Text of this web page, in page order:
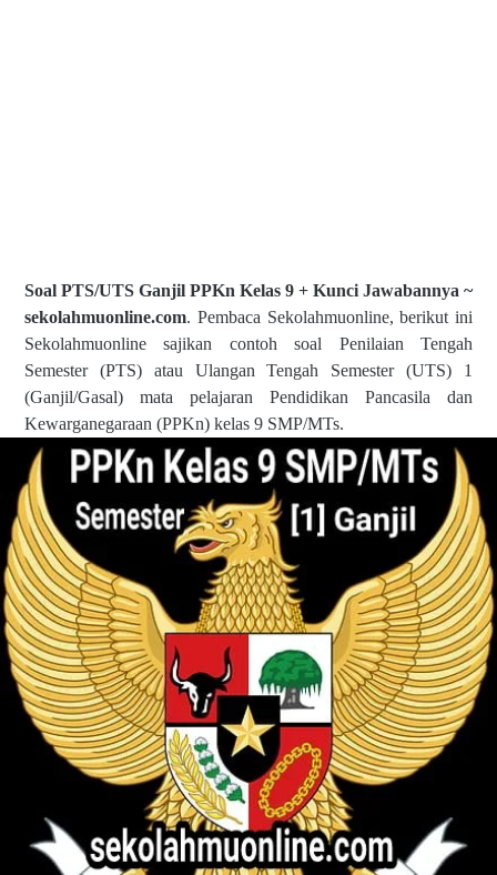
Soal PTS/UTS Ganjil PPKn Kelas 9 + Kunci Jawabannya ~
sekolahmuonline.com. Pembaca Sekolahmuonline, berikut ini
Sekolahmuonline sajikan contoh soal Penilaian Tengah
Semester (PTS) atau Ulangan Tengah Semester (UTS) 1
(Ganjil/Gasal) mata pelajaran Pendidikan Pancasila dan
Kewarganegaraan (PPKn) kelas 9 SMP/MTs.